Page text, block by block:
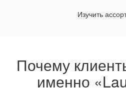
Изучить
Почему
именно